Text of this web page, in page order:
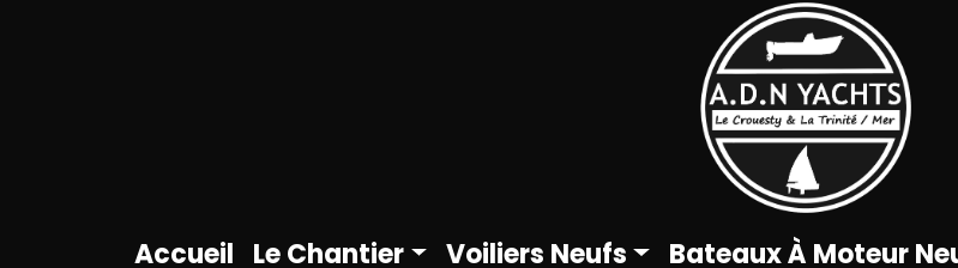
Accueil Le Chantier Voiliers Neufs Bateaux À Moteur